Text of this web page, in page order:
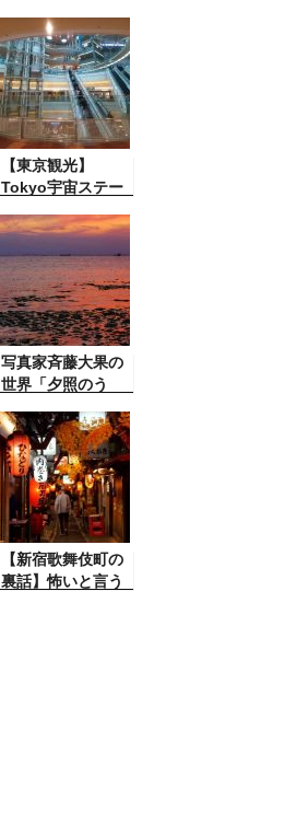
ず笑ってしまう話
を聞いた。警察だ
たに。
【東京観光】
Tokyo宇宙ステー
写真家斉藤大果の
世界「夕照のう
【新宿歌舞伎町の
裏話】怖いと言う